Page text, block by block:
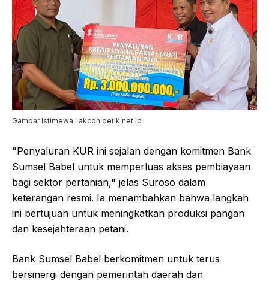
Gambar Istimewa : akcdn.detik.net.id
"Penyaluran KUR ini sejalan dengan komitmen Bank
Sumsel Babel untuk memperluas akses pembiayaan
bagi sektor pertanian," jelas Suroso dalam
keterangan resmi. Ia menambahkan bahwa langkah
ini bertujuan untuk meningkatkan produksi pangan
dan kesejahteraan petani.
Bank Sumsel Babel berkomitmen untuk terus
bersinergi dengan pemerintah daerah dan